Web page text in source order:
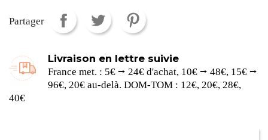
Partager
Livraison en lettre suivie
France met. : 5€ ⭢ 24€ d'achat, 10€ ⭢ 48€, 15€ ⭢
96€, 20€ au-delà. DOM-TOM : 12€, 20€, 28€,
40€